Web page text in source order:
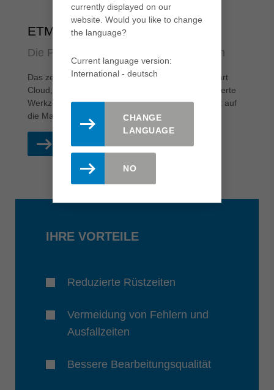
ETML Smart Cloud
Die Plattform für digitale Werkzeugdaten
Das zentrale Element von ETML ist die ETML Smart
Cloud, eine gemeinsame Plattform, auf der verifizierte
Werkzeugdaten hochgeladen, verwaltet und direkt auf
die Maschinen heruntergeladen werden können.
IHRE VORTEILE
Reduzierte Rüstzeiten
Vermeidung von Fehlern und
Ausfallzeiten
Bessere Bearbeitungsqualität
currently displayed on our
website. Would you like to change
the language?
Current language version:
International - deutsch
CHANGE
LANGUAGE
NO